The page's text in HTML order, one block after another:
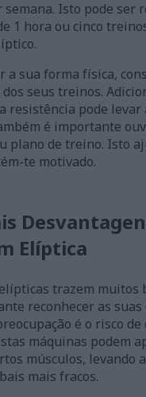
semana. Isto pode ser
1 hora ou cinco
a sua forma física,
seus treinos.
resistência pode levar
é importante
plano de treino. Isto
te motivado.
Elíptica
trazem muitos
reconhecer as suas
é o risco
máquinas podem
músculos, levando
mais fracos.